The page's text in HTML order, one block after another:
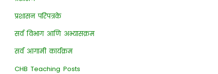
प्रशासन परिपत्रके
सर्व विभाग आणि अभ्यासक्रम
सर्व आगामी कार्यक्रम
CHB Teaching Posts